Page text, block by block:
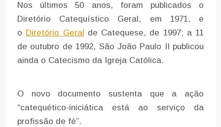
Nos últimos 50 anos, foram publicados o
Diretório Catequístico Geral, em 1971, e
o Diretório Geral
de Catequese, de 1997; a 11
de outubro de 1992, São João Paulo II publicou
ainda o Catecismo da Igreja Católica.
O novo documento sustenta que a ação
“catequético-iniciática está ao serviço da
profissão de fé”.